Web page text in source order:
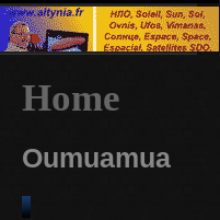
Home
Oumuamua